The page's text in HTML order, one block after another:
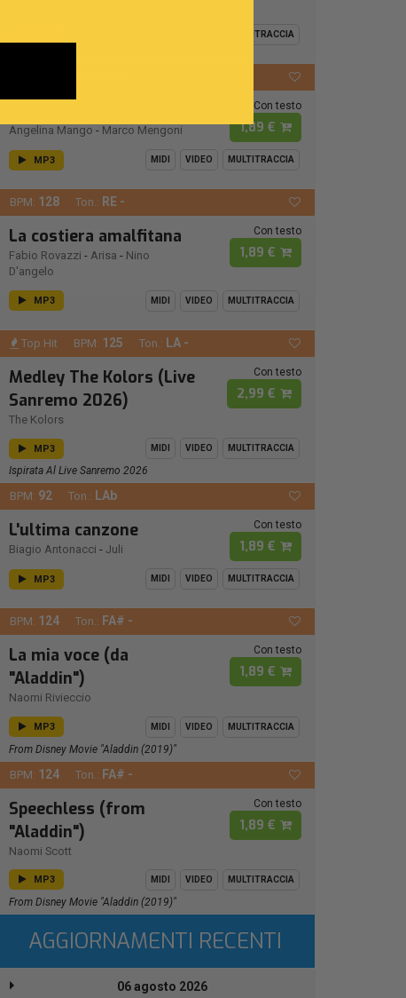
MULTITRACCIA
Angelina Mango - Marco Mengoni
Con testo
1,89 €
MP3 MIDI VIDEO MULTITRACCIA
BPM: 128 Ton.: RE -
La costiera amalfitana
Fabio Rovazzi - Arisa - Nino
D'angelo
Con testo
1,89 €
MP3 MIDI VIDEO MULTITRACCIA
Top Hit BPM: 125 Ton.: LA -
Medley The Kolors (Live
Sanremo 2026)
The Kolors
Con testo
2,99 €
MP3 MIDI VIDEO MULTITRACCIA
Ispirata Al Live Sanremo 2026
BPM: 92 Ton.: LAb
L'ultima canzone
Biagio Antonacci - Juli
Con testo
1,89 €
MP3 MIDI VIDEO MULTITRACCIA
BPM: 124 Ton.: FA# -
La mia voce (da
"Aladdin")
Naomi Rivieccio
Con testo
1,89 €
MP3 MIDI VIDEO MULTITRACCIA
From Disney Movie "Aladdin (2019)"
BPM: 124 Ton.: FA# -
Speechless (from
"Aladdin")
Naomi Scott
Con testo
1,89 €
MP3 MIDI VIDEO MULTITRACCIA
From Disney Movie "Aladdin (2019)"
AGGIORNAMENTI RECENTI
06 agosto 2026